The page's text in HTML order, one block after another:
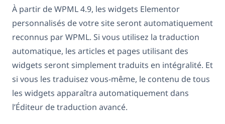
À partir de WPML 4.9, les widgets Elementor
personnalisés de votre site seront automatiquement
reconnus par WPML. Si vous utilisez la traduction
automatique, les articles et pages utilisant des
widgets seront simplement traduits en intégralité. Et
si vous les traduisez vous-même, le contenu de tous
les widgets apparaîtra automatiquement dans
l’Éditeur de traduction avancé.